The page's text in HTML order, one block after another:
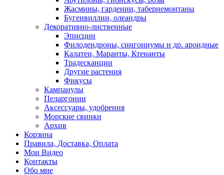
Жасмины, гардении, табернемонтаны
Бугенвиллии, олеандры
Декоративно-лиственные
Эписции
Филодендроны, сингониумы и др. ароидные
Калатеи, Маранты, Ктенанты
Традесканции
Другие растения
Фикусы
Кампанулы
Пеларгонии
Аксессуары, удобрения
Морские свинки
Архив
Корзина
Правила, Доставка, Оплата
Мои Видео
Контакты
Обо мне